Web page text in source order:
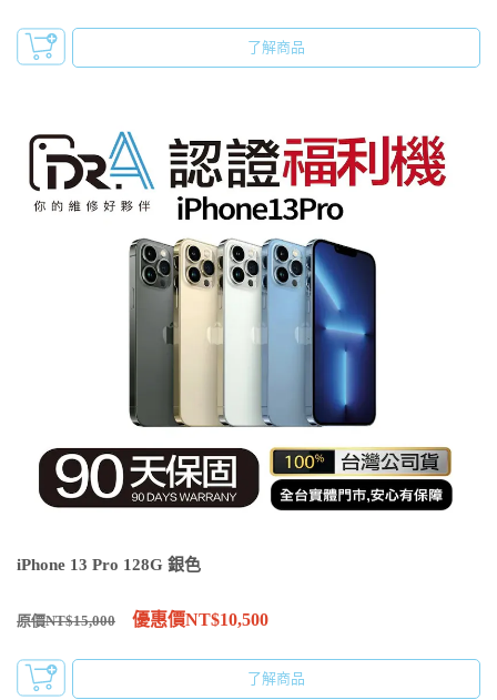
了解商品
iPhone 13 Pro 128G 銀色
原價NT$15,000 優惠價NT$10,500
了解商品